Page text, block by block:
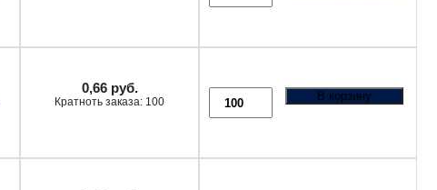
0,66 руб.
Кратноть заказа: 100 В корзину